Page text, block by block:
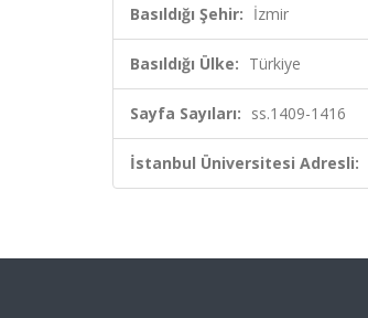
Basıldığı Şehir: İzmir
Basıldığı Ülke: Türkiye
Sayfa Sayıları: ss.1409-1416
İstanbul Üniversitesi Adresli: